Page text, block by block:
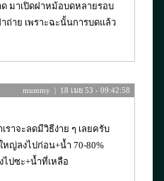
มาเปิดฝาหม้อบดหลายรอบ
ถ่าย เพราะฉะนั้นการบดแล้ว
mummy | 18 เมย 53 - 09:42:58
ราจะลดมีวิธีง่าย ๆ เลยครับ
หญ่ลงไปก่อน+น้ำ 70-80%
ไปซะ+น้ำที่เหลือ